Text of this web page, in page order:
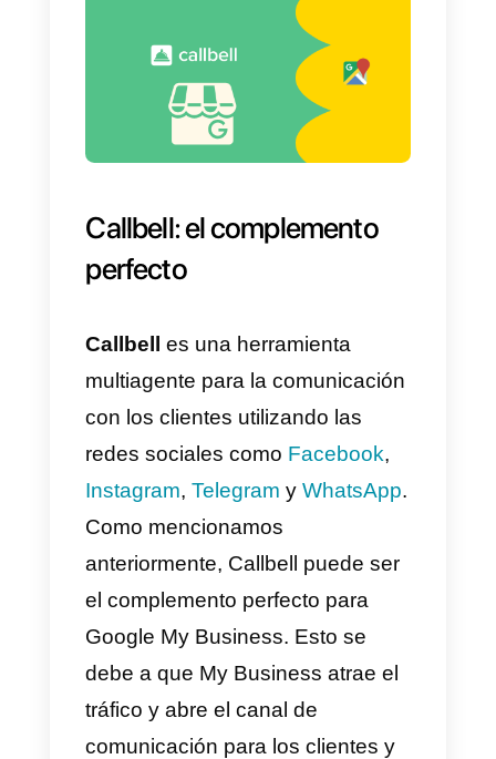
Para hacer esto, ve a
Mensajes. A continuación, debes
activar la opción de Mensajes y
editar tu mensaje de bienvenida.
Con esto ya tendrás los
activados y configurados en tu
Una vez hecho todo esto.
Cuando una persona te escribe a
tu cuenta de Google My
Business. Recibirá la respuesta
automática que has configurado.
Luego de esto vas a poder
interactuar con la persona y
enviarle tu enlace de WhatsApp
para continuar la conversación